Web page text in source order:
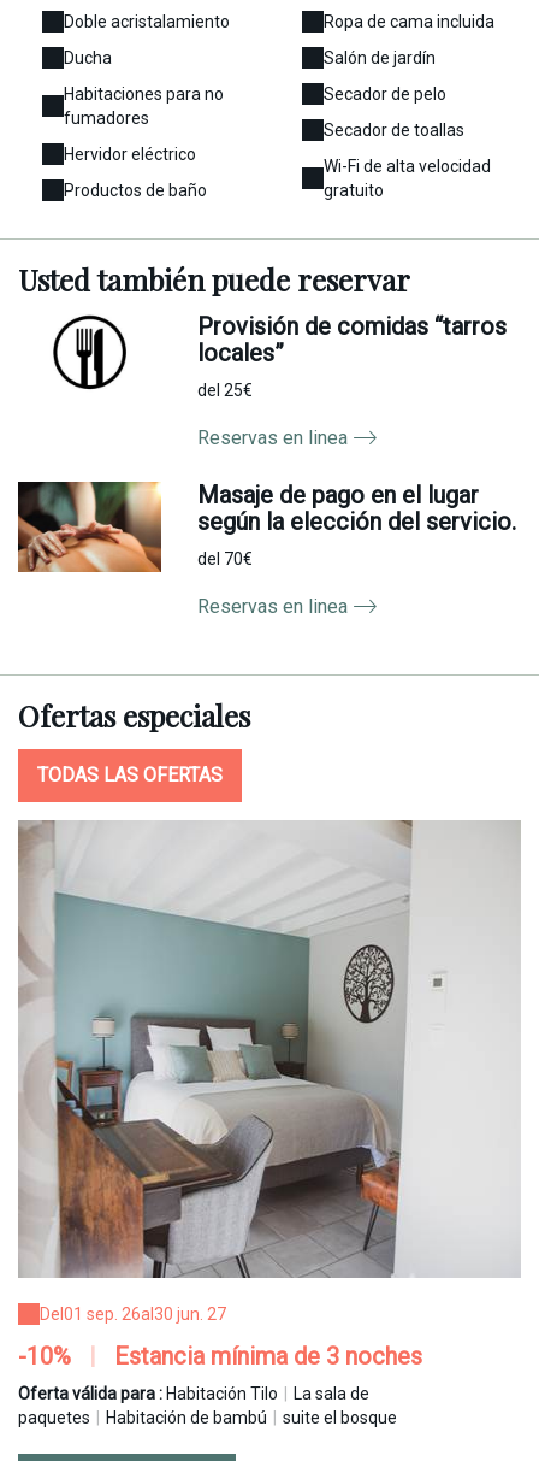
Doble acristalamiento
Ducha
Habitaciones para no
fumadores
Hervidor eléctrico
Productos de baño
Ropa de cama incluida
Salón de jardín
Secador de pelo
Secador de toallas
Wi-Fi de alta velocidad
gratuito
Ustedtambiénpuede reservar
Provisión de comidas “tarros
locales”
del 25€
Reservas en linea
Masaje de pago en el lugar
según la elección del servicio.
del 70€
Reservas en linea
Ofertasespeciales
TODAS LAS OFERTAS
Del 01 sep. 26al 30 jun. 27
-10% Estancia mínima de 3 noches
Oferta válida para : Habitación Tilo
La sala de
paquetes
Habitación de bambú suite el bosque